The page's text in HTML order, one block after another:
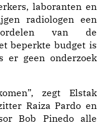
laboranten en
radiologen een
van de
beperkte budget is
er geen onderzoek
zegt Elstak
Raiza Pardo en
Bob Pinedo alle